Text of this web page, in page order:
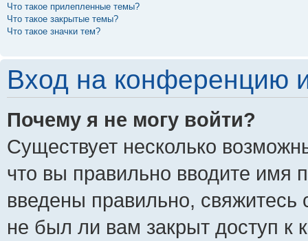
Что такое прилепленные темы?
Что такое закрытые темы?
Что такое значки тем?
Вход на конференцию
Почему я не могу войти?
Существует несколько
что вы правильно вводите имя
введены правильно,
не был ли вам закрыт доступ к